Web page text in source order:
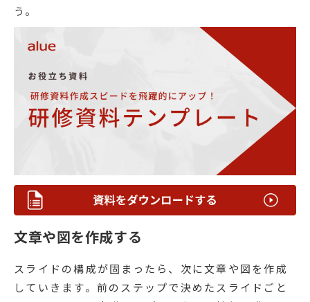
う。
文章や図を作成する
スライドの構成が固まったら、次に文章や図を作成
していきます。前のステップで決めたスライドごと